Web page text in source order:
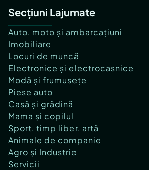
Secțiuni Lajumate
Auto, moto și ambarcațiuni
Imobiliare
Locuri de muncă
Electronice și electrocasnice
Modă și frumusețe
Piese auto
Casă și grădină
Mama și copilul
Sport, timp liber, artă
Animale de companie
Agro și Industrie
Servicii